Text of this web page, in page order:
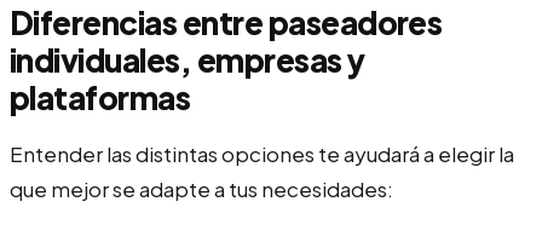
Diferencias entre paseadores
individuales, empresas y
plataformas
Entender las distintas opciones te ayudará a elegir la
que mejor se adapte a tus necesidades: